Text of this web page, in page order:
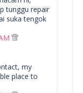
tunggu repair
suka tengok
my
place to